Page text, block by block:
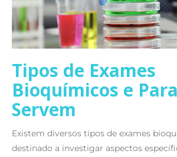
Tipos de Exames
Bioquímicos e
Servem
Existem diversos tipos de exames
destinado a investigar aspectos